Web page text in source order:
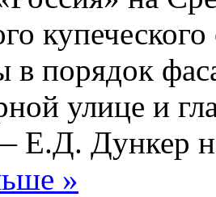
в порядок
улице и
Е.Д. Дункер
»